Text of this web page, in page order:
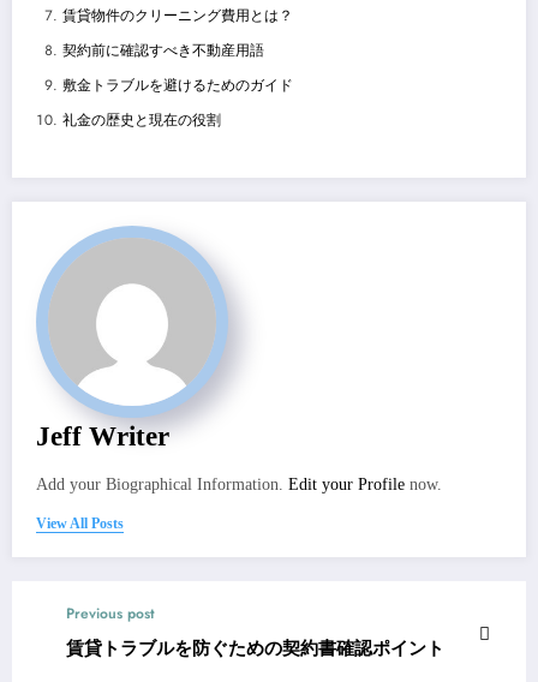
賃貸物件のクリーニング費用とは？
契約前に確認すべき不動産用語
敷金トラブルを避けるためのガイド
礼金の歴史と現在の役割
Jeff Writer
Add your Biographical Information. Edit your Profile now.
View All Posts
Previous post
賃貸トラブルを防ぐための契約書確認ポイント